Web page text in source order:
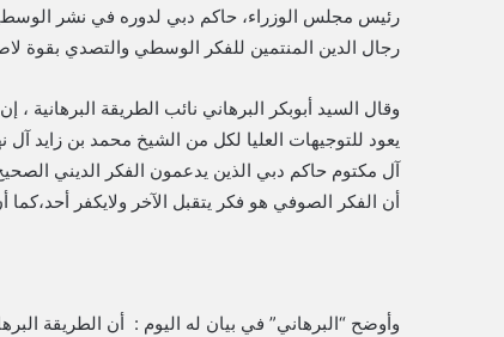
رئيس مجلس الوزراء، حاكم دبي لدوره في نشر
رجال الدين المنتمين للفكر الوسطي والتصدي بقوة
وقال السيد أبوبكر البرهاني نائب الطريقة
يعود للتوجيهات العليا لكل من الشيخ محمد بن زايد
آل مكتوم حاكم دبي الذين يدعمون الفكر الديني
أن الفكر الصوفي هو فكر يتقبل الآخر ولايكفر
وأوضح “البرهاني” في بيان له اليوم : أن الطريقة